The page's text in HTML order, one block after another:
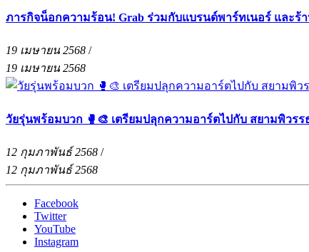
ภารกิจน็อกความร้อน! Grab ร่วมกับแบรนด์พาร์ทเนอร์ และร้
19 เมษายน 2568 /
19 เมษายน 2568
วัยรุ่นพร้อมบวก 🥊🎨 เตรียมปลุกความอาร์ตไปกับ สยามพิวรร
12 กุมภาพันธ์ 2568 /
12 กุมภาพันธ์ 2568
Facebook
Twitter
YouTube
Instagram